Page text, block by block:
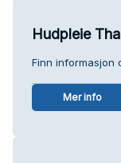
Hudpleie
Finn informasjon
Mer info